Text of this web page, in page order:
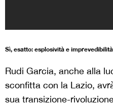
Sì, esatto: esplosività e imprevedibilità
Rudi Garcia, anche alla
sconfitta con la Lazio,
sua transizione-